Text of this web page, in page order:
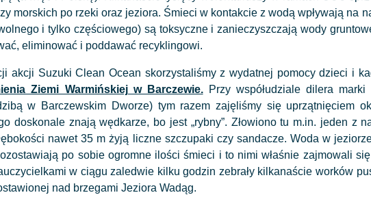
morskich po rzeki oraz jeziora. Śmieci w kontakcie z wodą wpływają na
i tylko częściowego) są toksyczne i zanieczyszczają wody
eliminować i poddawać recyklingowi.
akcji Suzuki Clean Ocean skorzystaliśmy z wydatnej pomocy dzieci i
Ziemi Warmińskiej w Barczewie.Przy współudziale dilera
w Barczewskim Dworze) tym razem zajęliśmy się uprzątnięciem
doskonale znają wędkarze, bo jest „rybny”. Złowiono tu m.in. jeden z
nawet 35 m żyją liczne szczupaki czy sandacze. Woda w
po sobie ogromne ilości śmieci i to nimi właśnie zajmowali
w ciągu zaledwie kilku godzin zebrały kilkanaście worków
nad brzegami Jeziora Wadąg.